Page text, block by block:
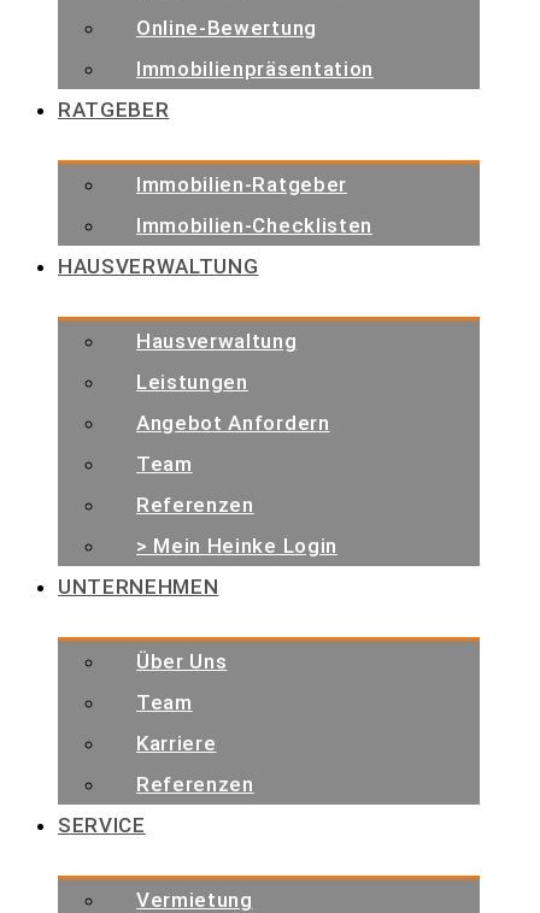
Online-Bewertung
Immobilienpräsentation
RATGEBER
Immobilien-Ratgeber
Immobilien-Checklisten
HAUSVERWALTUNG
Hausverwaltung
Leistungen
Angebot Anfordern
Team
Referenzen
> Mein Heinke Login
UNTERNEHMEN
Über Uns
Team
Karriere
Referenzen
SERVICE
Vermietung